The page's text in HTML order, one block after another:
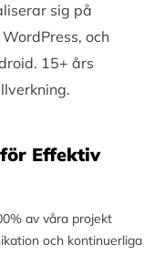
sig på
och
15+ års
Effektiv
av våra projekt
och kontinuerliga